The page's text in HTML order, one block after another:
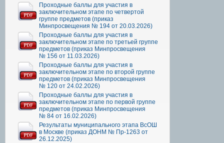
Проходные баллы для участия в
заключительном этапе по четвертой
группе предметов (приказ
Минпросвещения № 194 от 20.03.2026)
Проходные баллы для участия в
заключительном этапе по третьей группе
предметов (приказ Минпросвещения
№ 156 от 11.03.2026)
Проходные баллы для участия в
заключительном этапе по второй группе
предметов (приказ Минпросвещения
№ 120 от 24.02.2026)
Проходные баллы для участия в
заключительном этапе по первой группе
предметов (приказ Минпросвещения
№ 84 от 16.02.2026)
Результаты муниципального этапа ВсОШ
в Москве (приказ ДОНМ № Пр-1263 от
26.12.2025)